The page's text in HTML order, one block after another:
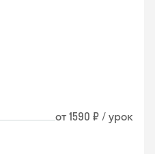
от 1590 ₽ / урок